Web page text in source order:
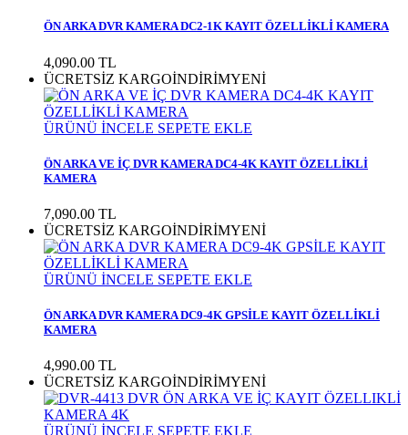
ÖN ARKA DVR KAMERA DC2-1K KAYIT ÖZELLİKLİ KAMERA
4,090.00 TL
ÜCRETSİZ KARGOİNDİRİMYENİ
ÜRÜNÜ İNCELE SEPETE EKLE
ÖN ARKA VE İÇ DVR KAMERA DC4-4K KAYIT ÖZELLİKLİ
KAMERA
7,090.00 TL
ÜCRETSİZ KARGOİNDİRİMYENİ
ÜRÜNÜ İNCELE SEPETE EKLE
ÖN ARKA DVR KAMERA DC9-4K GPSİLE KAYIT ÖZELLİKLİ
KAMERA
4,990.00 TL
ÜCRETSİZ KARGOİNDİRİMYENİ
ÜRÜNÜ İNCELE SEPETE EKLE